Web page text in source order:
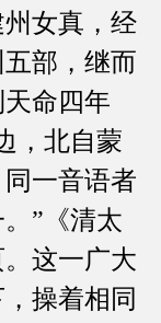
女真，经
部，继而
命四年
，北自蒙
一音语者
”《清太
这一广大
操着相同